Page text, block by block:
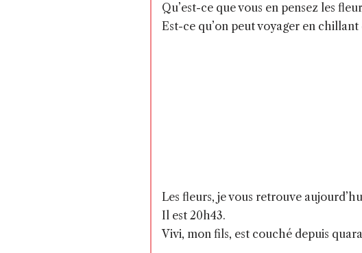
Qu’est-ce que vous en pensez les
Est-ce qu’on peut voyager en chillant
Les fleurs, je vous retrouve
Il est 20h43.
Vivi, mon fils, est couché depuis